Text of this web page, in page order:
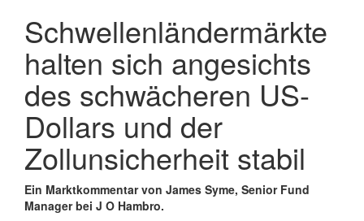
Schwellenländermärkte
halten sich angesichts
des schwächeren US-
Dollars und der
Zollunsicherheit stabil
Ein Marktkommentar von James Syme, Senior Fund
Manager bei J O Hambro.